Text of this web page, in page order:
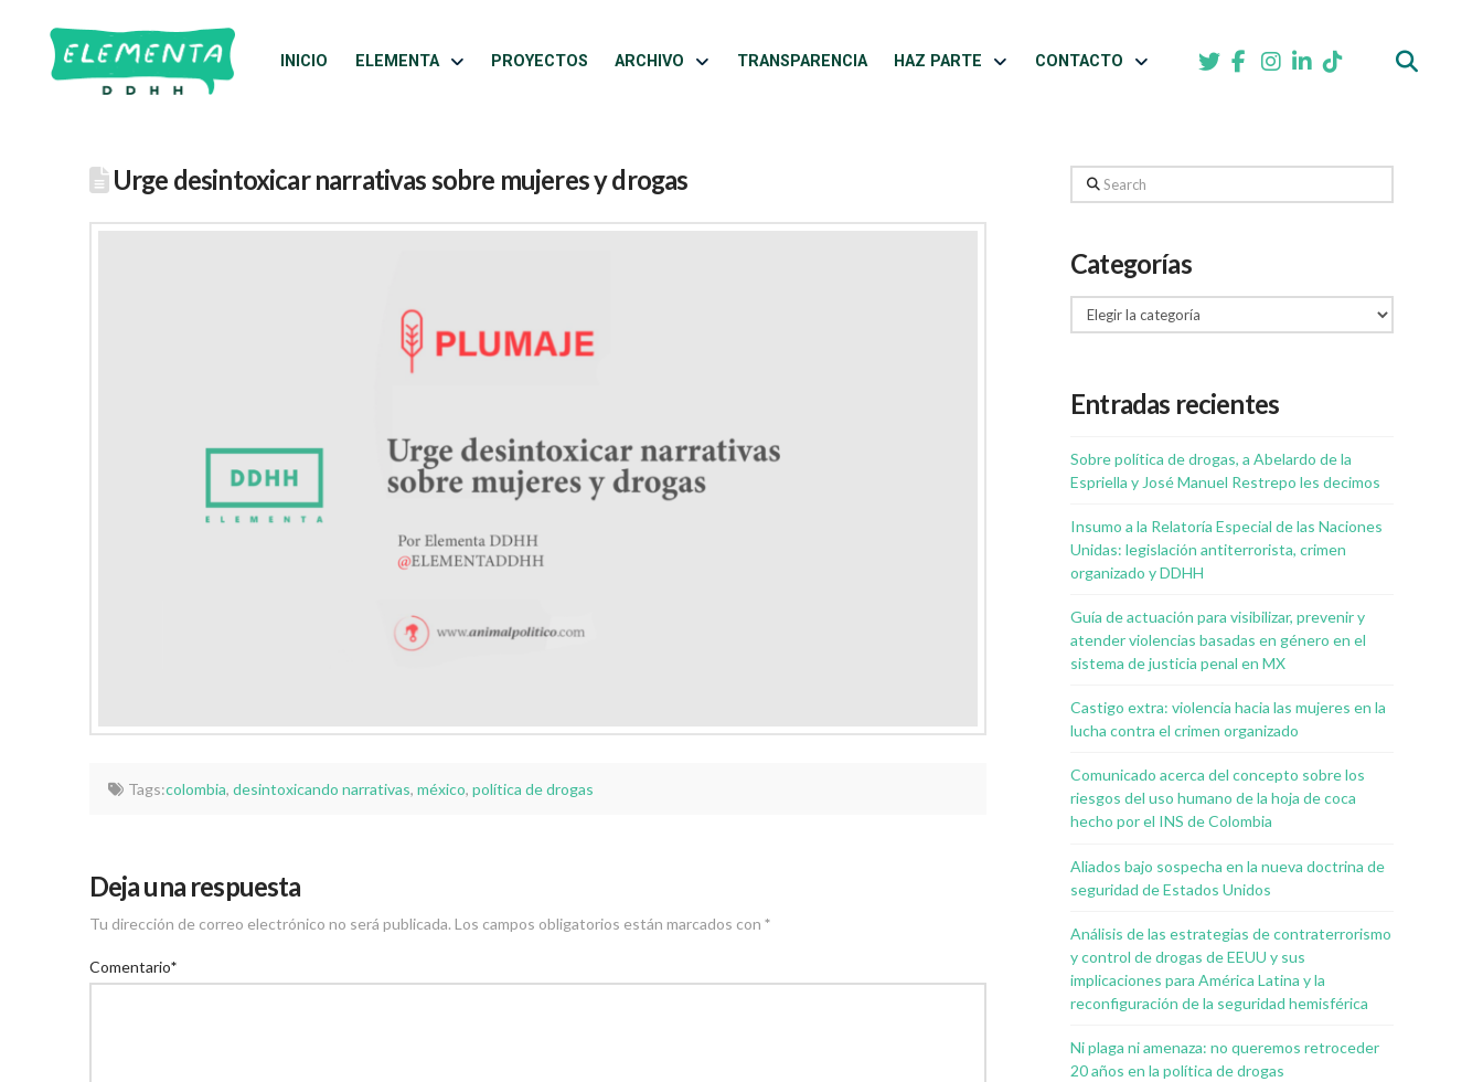
INICIO ELEMENTA PROYECTOS ARCHIVO TRANSPARENCIA HAZ PARTE CONTACTO
Urge desintoxicar narrativas sobre mujeres y drogas
Tags:colombia,desintoxicando narrativas,méxico,política de drogas
Deja una respuesta
Tu dirección de correo electrónico no será publicada. Los campos obligatorios están marcados con *
Comentario*
Search
Categorías
Categorías
Entradas recientes
Sobre política de drogas, a Abelardo de la
Espriella y José Manuel Restrepo les decimos
Insumo a la Relatoría Especial de las Naciones
Unidas: legislación antiterrorista, crimen
organizado y DDHH
Guía de actuación para visibilizar, prevenir y
atender violencias basadas en género en el
sistema de justicia penal en MX
Castigo extra: violencia hacia las mujeres en la
lucha contra el crimen organizado
Comunicado acerca del concepto sobre los
riesgos del uso humano de la hoja de coca
hecho por el INS de Colombia
Aliados bajo sospecha en la nueva doctrina de
seguridad de Estados Unidos
Análisis de las estrategias de contraterrorismo
y control de drogas de EEUU y sus
implicaciones para América Latina y la
reconfiguración de la seguridad hemisférica
Ni plaga ni amenaza: no queremos retroceder
20 años en la política de drogas